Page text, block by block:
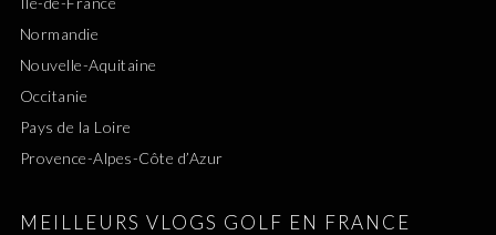
Normandie
Nouvelle-Aquitaine
Occitanie
Pays de la Loire
Provence-Alpes-Côte d’Azur
MEILLEURS VLOGS GOLF EN FRANCE